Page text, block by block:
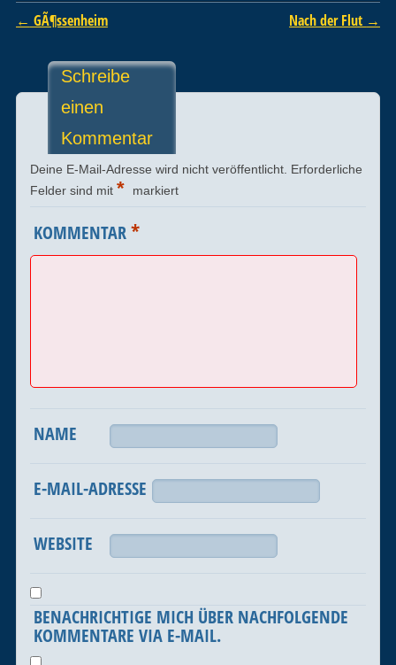
Post navigation
← GÃ¶ssenheim Nach der Flut →
Schreibe
einen
Kommentar
Deine E-Mail-Adresse wird nicht veröffentlicht. Erforderliche
Felder sind mit * markiert
KOMMENTAR*
NAME
E-MAIL-ADRESSE
WEBSITE
BENACHRICHTIGE MICH ÜBER NACHFOLGENDE
KOMMENTARE VIA E-MAIL.